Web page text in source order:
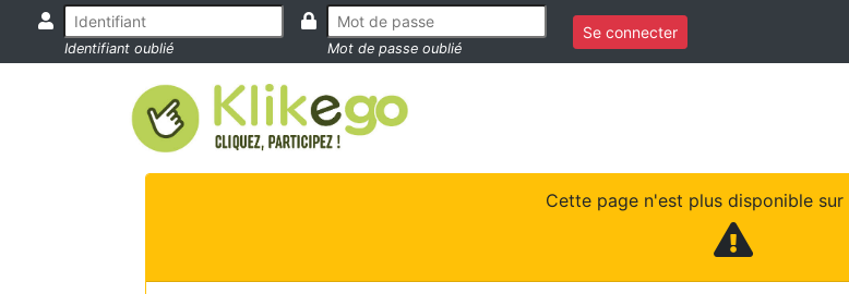
Identifiant oublié Mot de passe oublié
Se connecter
Cette page n'est plus disponible sur